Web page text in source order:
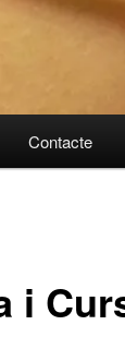
Contacte
i